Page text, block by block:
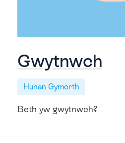
Gwytnwch
Hunan Gymorth
Beth yw gwytnwch?